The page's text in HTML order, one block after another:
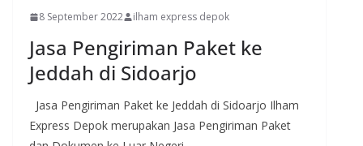
8 September 2022 ilham express depok
Jasa Pengiriman Paket ke
Jeddah di Sidoarjo
Jasa Pengiriman Paket ke Jeddah di Sidoarjo Ilham
Express Depok merupakan Jasa Pengiriman Paket